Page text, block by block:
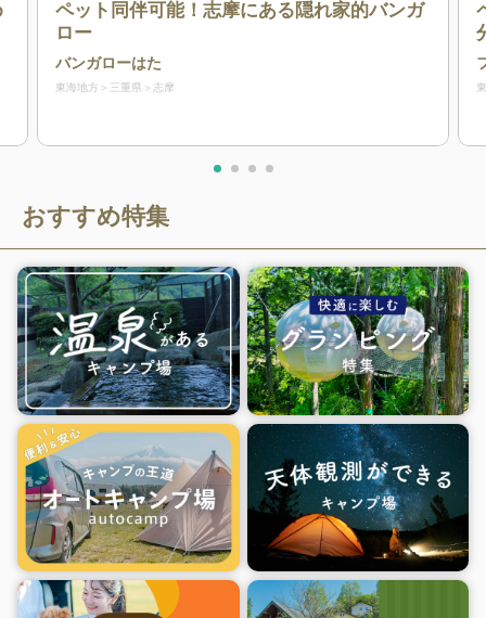
ペット同伴可能！志摩にある隠れ家的バンガ
ロー
バンガローはた
東海地方 三重県 志摩
おすすめ特集